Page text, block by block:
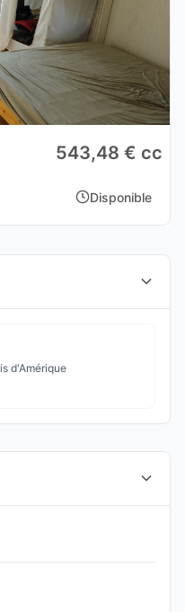
543,48 € cc
Disponible
d'Amérique